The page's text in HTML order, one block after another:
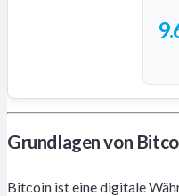
Grundlagen von
Bitcoin ist eine digitale